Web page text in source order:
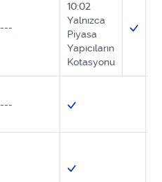
---
10:02
Yalnızca
Piyasa
Yapıcıların
Kotasyonu
---